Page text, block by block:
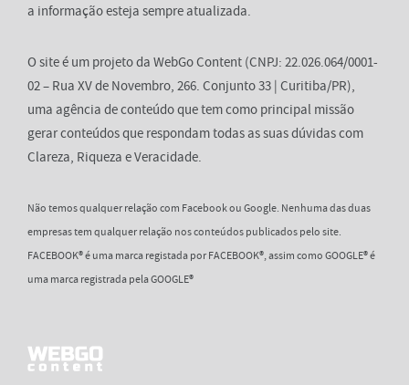
a informação esteja sempre atualizada.
O site é um projeto da WebGo Content (CNPJ: 22.026.064/0001-
02 – Rua XV de Novembro, 266. Conjunto 33 | Curitiba/PR),
uma agência de conteúdo que tem como principal missão
gerar conteúdos que respondam todas as suas dúvidas com
Clareza, Riqueza e Veracidade.
Não temos qualquer relação com Facebook ou Google. Nenhuma das duas
empresas tem qualquer relação nos conteúdos publicados pelo site.
FACEBOOK® é uma marca registada por FACEBOOK®, assim como GOOGLE® é
uma marca registrada pela GOOGLE®